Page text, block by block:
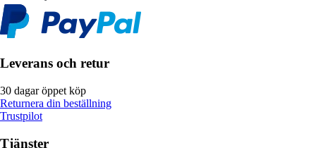
Leverans och retur
30 dagar öppet köp
Returnera din beställning
Trustpilot
Tjänster